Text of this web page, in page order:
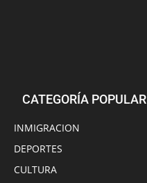
CATEGORÍA POPULAR
INMIGRACION
DEPORTES
CULTURA